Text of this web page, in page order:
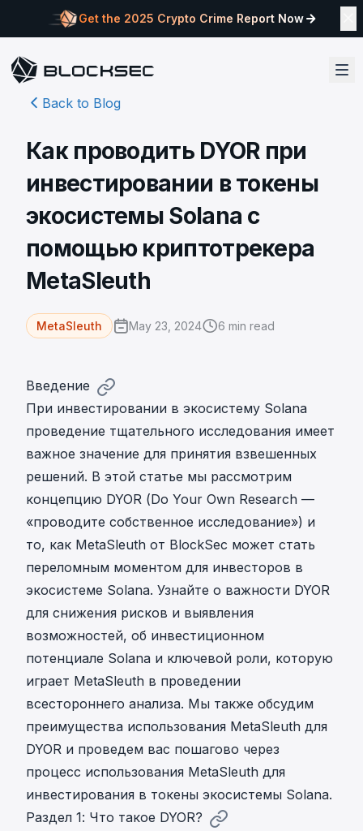
Get the 2025 Crypto Crime Report Now
Back to Blog
Как проводить DYOR при
инвестировании в токены
экосистемы Solana с
помощью криптотрекера
MetaSleuth
MetaSleuth May 23, 2024 6 min read
Введение
При инвестировании в экосистему Solana
проведение тщательного исследования имеет
важное значение для принятия взвешенных
решений. В этой статье мы рассмотрим
концепцию DYOR (Do Your Own Research —
«проводите собственное исследование») и
то, как MetaSleuth от BlockSec может стать
переломным моментом для инвесторов в
экосистеме Solana. Узнайте о важности DYOR
для снижения рисков и выявления
возможностей, об инвестиционном
потенциале Solana и ключевой роли, которую
играет MetaSleuth в проведении
всестороннего анализа. Мы также обсудим
преимущества использования MetaSleuth для
DYOR и проведем вас пошагово через
процесс использования MetaSleuth для
инвестирования в токены экосистемы Solana.
Раздел 1: Что такое DYOR?